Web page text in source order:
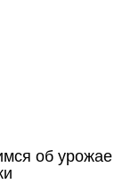
об урожае